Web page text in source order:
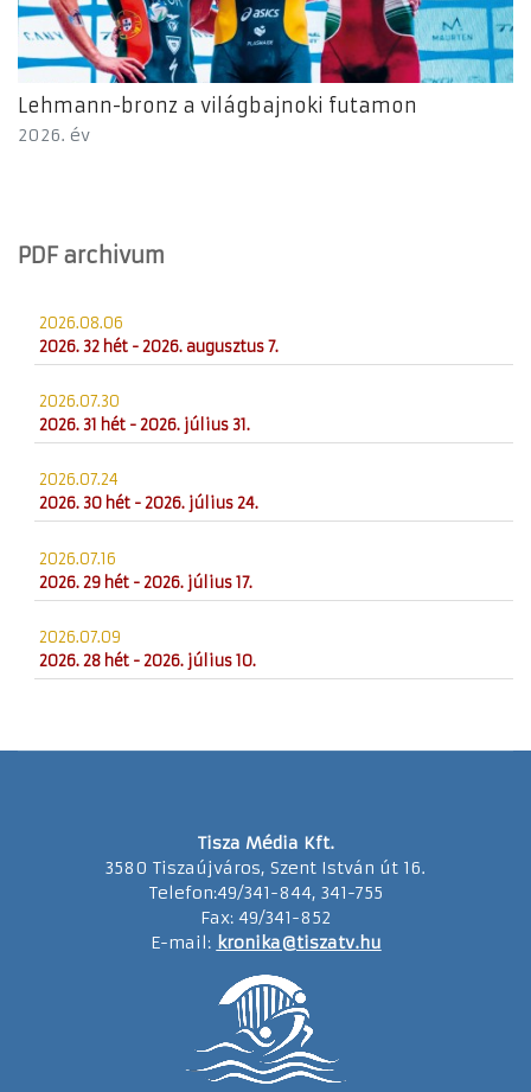
Lehmann-bronz a világbajnoki futamon
2026. év
PDF archivum
2026.08.06
2026. 32 hét - 2026. augusztus 7.
2026.07.30
2026. 31 hét - 2026. július 31.
2026.07.24
2026. 30 hét - 2026. július 24.
2026.07.16
2026. 29 hét - 2026. július 17.
2026.07.09
2026. 28 hét - 2026. július 10.
Tisza Média Kft.
3580 Tiszaújváros, Szent István út 16.
Telefon:49/341-844, 341-755
Fax: 49/341-852
E-mail: kronika@tiszatv.hu